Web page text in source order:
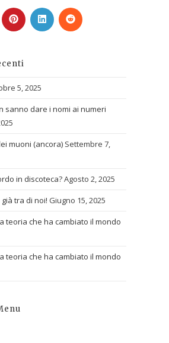
5, 2025
sanno dare i nomi ai numeri
muoni (ancora) Settembre 7,
in discoteca?Agosto 2, 2025
tra di noi! Giugno 15, 2025
teoria che ha cambiato il mondo
teoria che ha cambiato il mondo